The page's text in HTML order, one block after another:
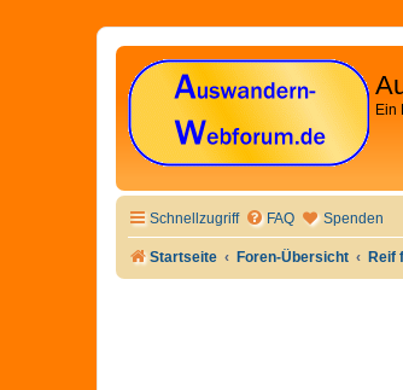
Ein
Schnellzugriff FAQ Spenden
Startseite Foren-Übersicht Reif